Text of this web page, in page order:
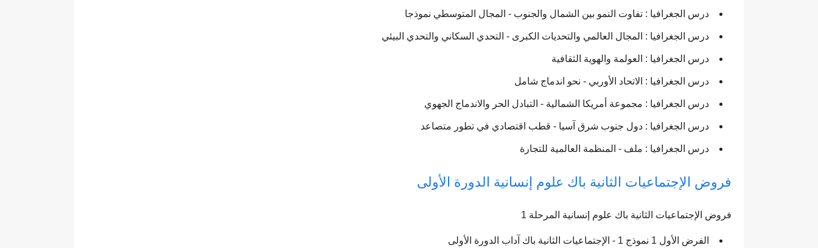
درس الجغرافيا : تفاوت النمو بين الشمال والجنوب - المجال المتوسطي نموذجا
درس الجغرافيا : المجال العالمي والتحديات الكبرى - التحدي السكاني والتحدي البيئي
درس الجغرافيا : العولمة والهوية الثقافية
درس الجغرافيا : الاتحاد الأوربي - نحو اندماج شامل
درس الجغرافيا : مجموعة أمريكا الشمالية - التبادل الحر والاندماج الجهوي
درس الجغرافيا : دول جنوب شرق آسيا - قطب اقتصادي في تطور متصاعد
درس الجغرافيا : ملف - المنظمة العالمية للتجارة
فروض الإجتماعيات الثانية باك علوم إنسانية الدورة الأولى
فروض الإجتماعيات الثانية باك علوم إنسانية المرحلة 1
الفرض الأول 1 نموذج 1 - الإجتماعيات الثانية باك آداب الدورة الأولى